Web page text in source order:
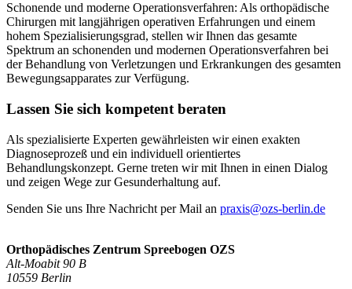
Schonende und moderne Operationsverfahren: Als orthopädische
Chirurgen mit langjährigen operativen Erfahrungen und einem
hohem Spezialisierungsgrad, stellen wir Ihnen das gesamte
Spektrum an schonenden und modernen Operationsverfahren bei
der Behandlung von Verletzungen und Erkrankungen des gesamten
Bewegungsapparates zur Verfügung.
Lassen Sie sich kompetent beraten
Als spezialisierte Experten gewährleisten wir einen exakten
Diagnoseprozeß und ein individuell orientiertes
Behandlungskonzept. Gerne treten wir mit Ihnen in einen Dialog
und zeigen Wege zur Gesunderhaltung auf.
Senden Sie uns Ihre Nachricht per Mail an praxis@ozs-berlin.de
Orthopädisches Zentrum Spreebogen OZS
Alt-Moabit 90 B
10559 Berlin